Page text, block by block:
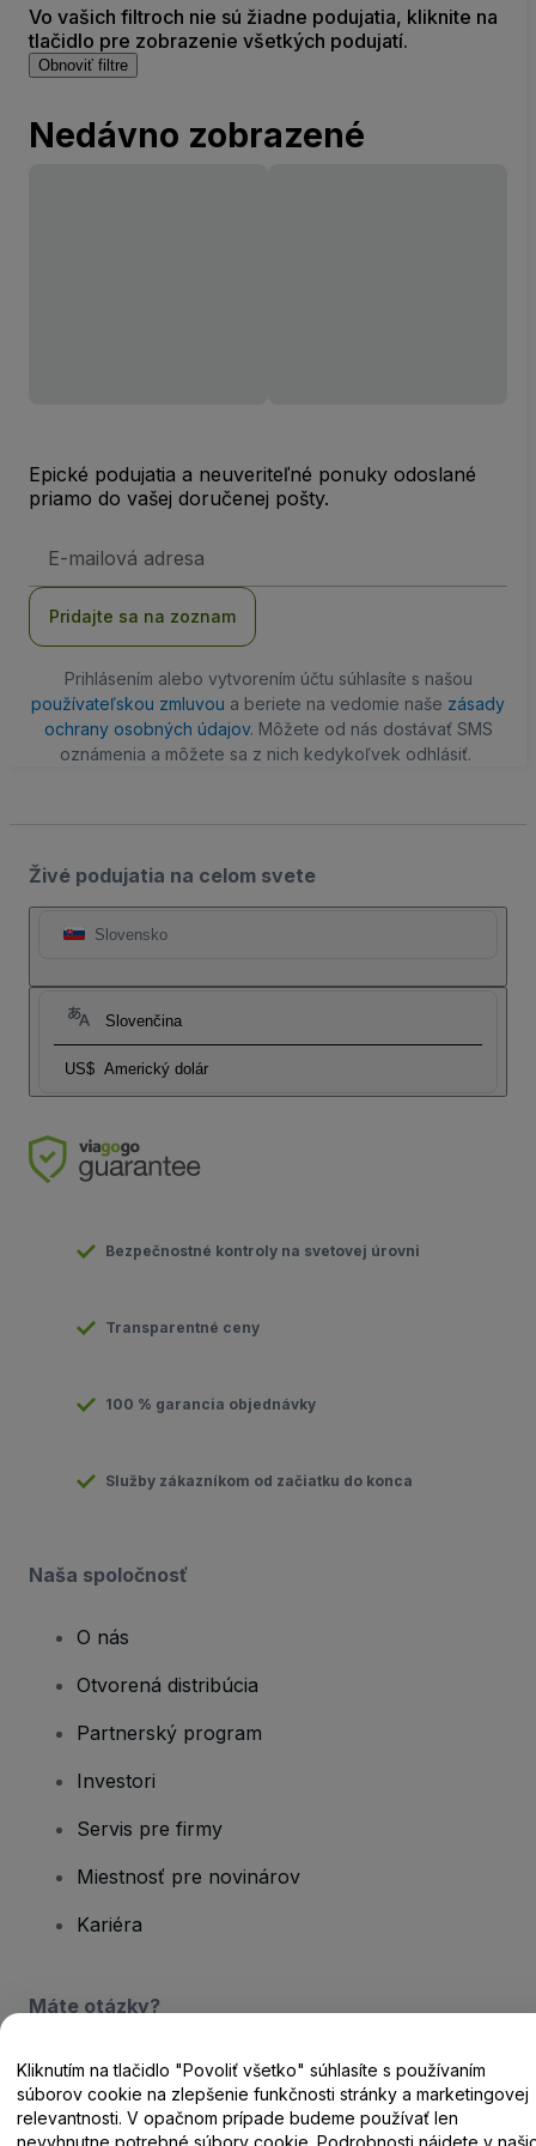
Vo vašich filtroch nie sú žiadne podujatia, kliknite na
tlačidlo pre zobrazenie všetkých podujatí.
Obnoviť filtre
Nedávno zobrazené
Epické podujatia a neuveriteľné ponuky odoslané
priamo do vašej doručenej pošty.
mailová
Pridajte sa na zoznam
Prihlásením alebo vytvorením účtu súhlasíte s našou
používateľskou zmluvou a beriete na vedomie naše zásady
ochrany osobných údajov. Môžete od nás dostávať SMS
oznámenia a môžete sa z nich kedykoľvek odhlásiť.
Živé podujatia na celom svete
Slovensko
Slovenčina
US$ Americký dolár
Bezpečnostné kontroly na svetovej úrovni
Transparentné ceny
100 % garancia objednávky
Služby zákazníkom od začiatku do konca
Naša spoločnosť
O nás
Otvorená distribúcia
Partnerský program
Investori
Servis pre firmy
Miestnosť pre novinárov
Kariéra
Máte otázky?
Centrum pomoci / Kontaktujte nás
Kliknutím na tlačidlo "Povoliť všetko" súhlasíte s používaním
súborov cookie na zlepšenie funkčnosti stránky a marketingovej
relevantnosti. V opačnom prípade budeme používať len
nevyhnutne potrebné súbory cookie. Podrobnosti nájdete v